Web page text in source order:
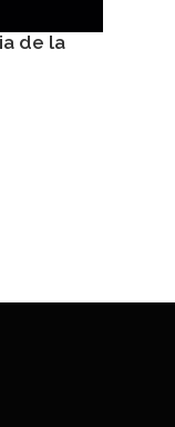
de la